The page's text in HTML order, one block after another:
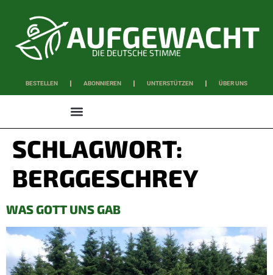
DIE DEUTSCHE STIMME
BESTELLEN ABONNIEREN UNTERSTÜTZEN ÜBER UNS
SCHLAGWORT:
BERGGESCHREY
WAS GOTT UNS GAB